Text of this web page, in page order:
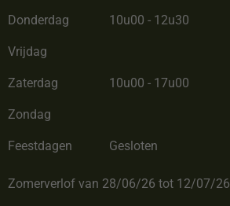
Donderdag 10u00 - 12u30
Vrijdag
Zaterdag 10u00 - 17u00
Zondag
Feestdagen Gesloten
Zomerverlof van 28/06/26 tot 12/07/26